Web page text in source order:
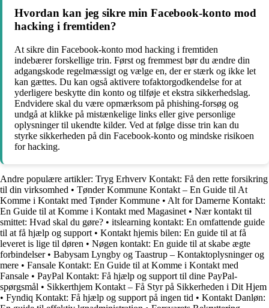
Hvordan kan jeg sikre min Facebook-konto mod
hacking i fremtiden?
At sikre din Facebook-konto mod hacking i fremtiden
indebærer forskellige trin. Først og fremmest bør du ændre din
adgangskode regelmæssigt og vælge en, der er stærk og ikke let
kan gættes. Du kan også aktivere tofaktorgodkendelse for at
yderligere beskytte din konto og tilføje et ekstra sikkerhedslag.
Endvidere skal du være opmærksom på phishing-forsøg og
undgå at klikke på mistænkelige links eller give personlige
oplysninger til ukendte kilder. Ved at følge disse trin kan du
styrke sikkerheden på din Facebook-konto og mindske risikoen
for hacking.
Andre populære artikler: Tryg Erhverv Kontakt: Få den rette forsikring
til din virksomhed • Tønder Kommune Kontakt – En Guide til At
Komme i Kontakt med Tønder Kommune • Alt for Damerne Kontakt:
En Guide til at Komme i Kontakt med Magasinet • Nær kontakt til
smittet: Hvad skal du gøre? • itslearning kontakt: En omfattende guide
til at få hjælp og support • Kontakt hjemis bilen: En guide til at få
leveret is lige til døren • Nøgen kontakt: En guide til at skabe ægte
forbindelser• Babysam Lyngby og Taastrup – Kontaktoplysninger og
mere • Fansale Kontakt: En Guide til at Komme i Kontakt med
Fansale • PayPal Kontakt: Få hjælp og support til dine PayPal-
spørgsmål • Sikkerthjem Kontakt – Få Styr på Sikkerheden i Dit Hjem
• Fyndiq Kontakt: Få hjælp og support på ingen tid • Kontakt Danløn: